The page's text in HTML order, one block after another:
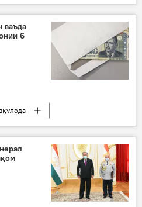
ваъда
6